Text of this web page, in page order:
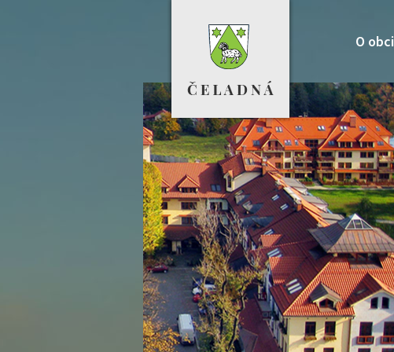
O obci
Sportovní hala
Výstavbu nových bytů doprovázely další
investice. Obec otevřela novou školku,
vybudovala fotbalové hřiště a
víceúčelovou halu.
Více info